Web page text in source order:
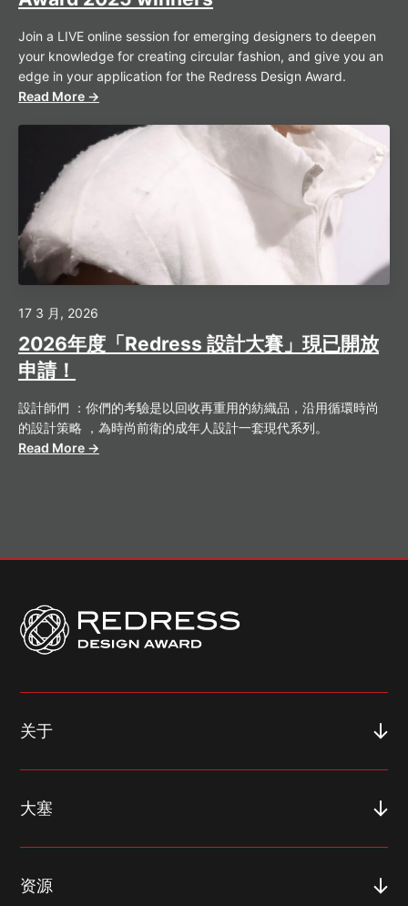
Join a LIVE online session for emerging designers to deepen
your knowledge for creating circular fashion, and give you an
edge in your application for the Redress Design Award.
Read More →
17 3 月, 2026
2026年度「Redress 設計大賽」現已開放
申請！
設計師們 ：你們的考驗是以回收再重用的紡織品，沿用循環時尚
的設計策略 ，為時尚前衛的成年人設計一套現代系列。
Read More →
关于
大塞
资源